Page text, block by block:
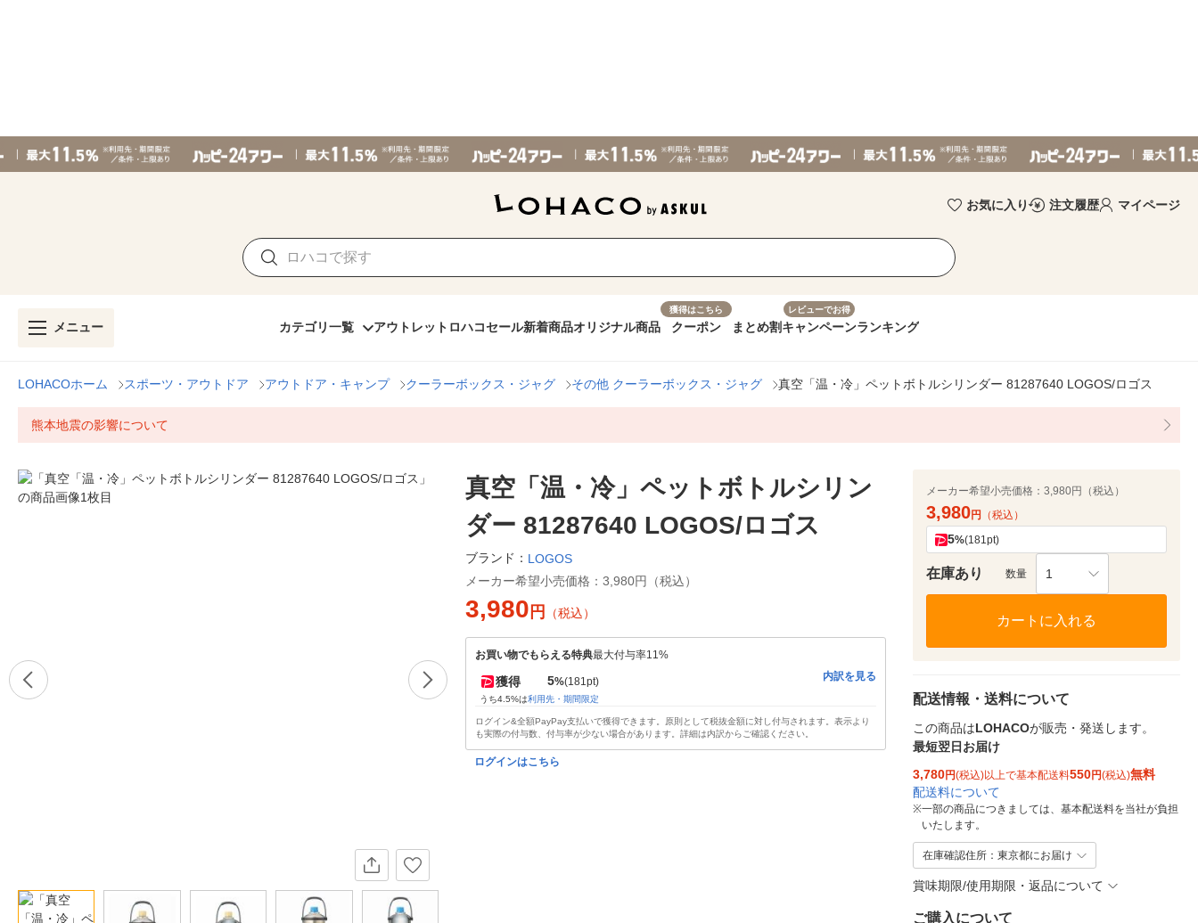
お気に入り 注文履歴 マイページ
メニュー カテゴリ一覧 アウトレット ロハコセール新着商品オリジナル商品
獲得はこちら
クーポン まとめ割
レビューでお得
キャンペーンランキング
LOHACOホーム スポーツ・アウトドア アウトドア・キャンプ クーラーボックス・ジャグ その他 クーラーボックス・ジャグ 真空「温・冷」ペットボトルシリンダー 81287640 LOGOS/ロゴス
熊本地震の影響について
真空「温・冷」ペットボトルシリン
ダー 81287640 LOGOS/ロゴス
ブランド： LOGOS
メーカー希望小売価格： 3,980円（税込）
3,980 円 （税込）
お買い物でもらえる特典最大付与率11%
獲得 5%(181pt)
うち4.5%は利用先・期間限定
内訳を見る
ログイン&全額PayPay支払いで獲得できます。原則として税抜金額に対し付与されます。表示より
も実際の付与数、付与率が少ない場合があります。詳細は内訳からご確認ください。
ログインはこちら
メーカー希望小売価格： 3,980円（税込）
3,980円 （税込）
5%(181pt)
在庫あり 数量 1
カートに入れる
配送情報・送料について
この商品はLOHACOが販売・発送します。
最短翌日お届け
3,780円(税込)以上で基本配送料550円(税込)無料
配送料について
※一部の商品につきましては、基本配送料を当社が負担
いたします。
在庫確認住所：東京都にお届け
賞味期限/使用期限・返品について
ご購入について